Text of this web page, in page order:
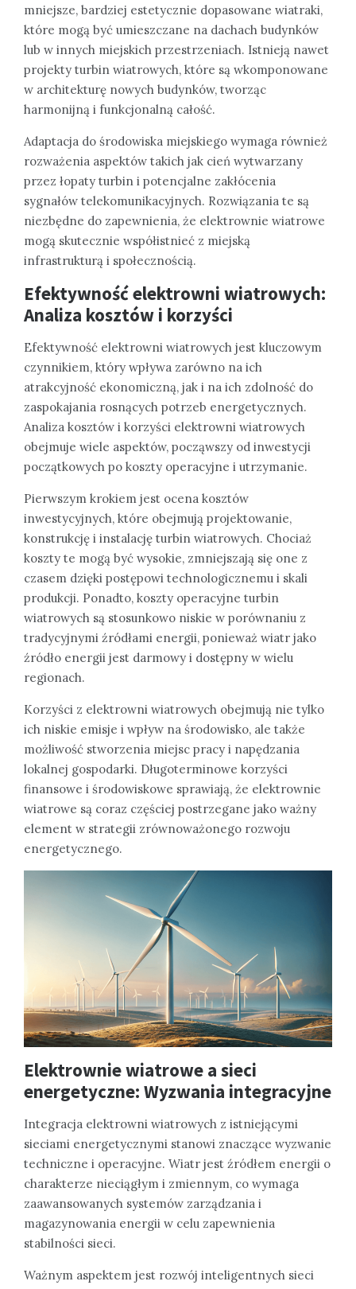
mniejsze, bardziej estetycznie dopasowane wiatraki,
które mogą być umieszczane na dachach budynków
lub w innych miejskich przestrzeniach. Istnieją nawet
projekty turbin wiatrowych, które są wkomponowane
w architekturę nowych budynków, tworząc
harmonijną i funkcjonalną całość.
Adaptacja do środowiska miejskiego wymaga również
rozważenia aspektów takich jak cień wytwarzany
przez łopaty turbin i potencjalne zakłócenia
sygnałów telekomunikacyjnych. Rozwiązania te są
niezbędne do zapewnienia, że elektrownie wiatrowe
mogą skutecznie współistnieć z miejską
infrastrukturą i społecznością.
Efektywność elektrowni wiatrowych:
Analiza kosztów i korzyści
Efektywność elektrowni wiatrowych jest kluczowym
czynnikiem, który wpływa zarówno na ich
atrakcyjność ekonomiczną, jak i na ich zdolność do
zaspokajania rosnących potrzeb energetycznych.
Analiza kosztów i korzyści elektrowni wiatrowych
obejmuje wiele aspektów, począwszy od inwestycji
początkowych po koszty operacyjne i utrzymanie.
Pierwszym krokiem jest ocena kosztów
inwestycyjnych, które obejmują projektowanie,
konstrukcję i instalację turbin wiatrowych. Chociaż
koszty te mogą być wysokie, zmniejszają się one z
czasem dzięki postępowi technologicznemu i skali
produkcji. Ponadto, koszty operacyjne turbin
wiatrowych są stosunkowo niskie w porównaniu z
tradycyjnymi źródłami energii, ponieważ wiatr jako
źródło energii jest darmowy i dostępny w wielu
regionach.
Korzyści z elektrowni wiatrowych obejmują nie tylko
ich niskie emisje i wpływ na środowisko, ale także
możliwość stworzenia miejsc pracy i napędzania
lokalnej gospodarki. Długoterminowe korzyści
finansowe i środowiskowe sprawiają, że elektrownie
wiatrowe są coraz częściej postrzegane jako ważny
element w strategii zrównoważonego rozwoju
energetycznego.
Elektrownie wiatrowe a sieci
energetyczne: Wyzwania integracyjne
Integracja elektrowni wiatrowych z istniejącymi
sieciami energetycznymi stanowi znaczące wyzwanie
techniczne i operacyjne. Wiatr jest źródłem energii o
charakterze nieciągłym i zmiennym, co wymaga
zaawansowanych systemów zarządzania i
magazynowania energii w celu zapewnienia
stabilności sieci.
Ważnym aspektem jest rozwój inteligentnych sieci